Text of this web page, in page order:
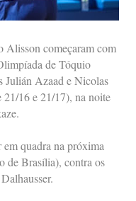
Alisson começaram com
de Tóquio
Julián Azaad e Nicolas
21/16 e 21/17), na noite
quadra na próxima
de Brasília), contra os